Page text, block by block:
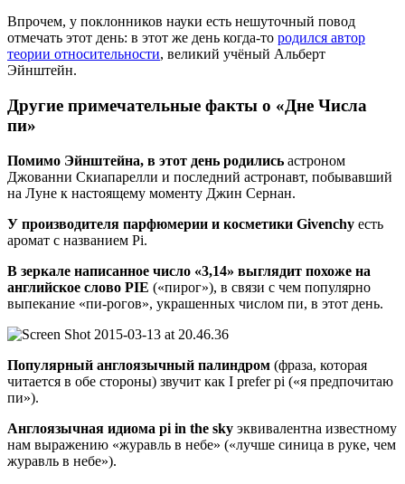
Впрочем, у поклонников науки есть нешуточный повод
отмечать этот день: в этот же день когда-то родился автор
теории относительности, великий учёный Альберт
Эйнштейн.
Другие примечательные факты о «Дне Числа
пи»
Помимо Эйнштейна, в этот день родились астроном
Джованни Скиапарелли и последний астронавт, побывавший
на Луне к настоящему моменту Джин Сернан.
У производителя парфюмерии и косметики Givenchy есть
аромат с названием Pi.
В зеркале написанное число «3,14» выглядит похоже на
английское слово PIE («пирог»), в связи с чем популярно
выпекание «пи-рогов», украшенных числом пи, в этот день.
Популярный англоязычный палиндром (фраза, которая
читается в обе стороны) звучит как I prefer pi («я предпочитаю
пи»).
Англоязычная идиома pi in the sky эквивалентна известному
нам выражению «журавль в небе» («лучше синица в руке, чем
журавль в небе»).